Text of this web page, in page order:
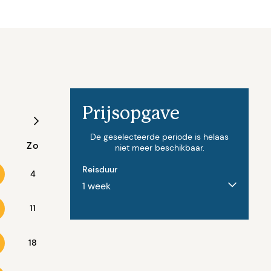
Zo
4
11
18
Augustus - 2027
Di Wo Do
Prijsopgave
De geselecteerde periode is helaas
niet meer beschikbaar.
Reisduur